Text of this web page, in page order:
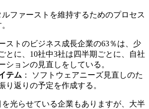
ファーストを維持するためのプロセス
ストのビジネス成長企業の63％は、少
とに、10社中3社は四半期ごとに、自社
ションの見直しをしている。
テム ： ソフトウェアニーズ見直しのた
り返りの予定を作成する。
光らせている企業もありますが、大半